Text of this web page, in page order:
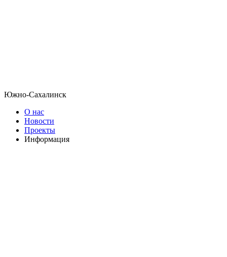
Южно-Сахалинск
О нас
Новости
Проекты
Информация